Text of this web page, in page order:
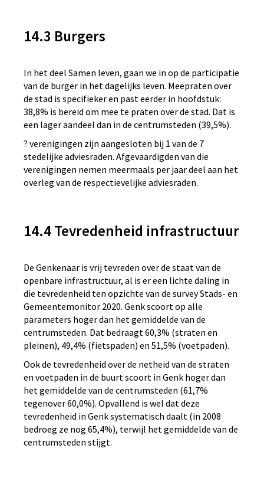
14.3 Burgers
In het deel Samen leven, gaan we in op de participatie
van de burger in het dagelijks leven. Meepraten over
de stad is specifieker en past eerder in hoofdstuk:
38,8% is bereid om mee te praten over de stad. Dat is
een lager aandeel dan in de centrumsteden (39,5%).
? verenigingen zijn aangesloten bij 1 van de 7
stedelijke adviesraden. Afgevaardigden van die
verenigingen nemen meermaals per jaar deel aan het
overleg van de respectievelijke adviesraden.
14.4 Tevredenheid infrastructuur
De Genkenaar is vrij tevreden over de staat van de
openbare infrastructuur, al is er een lichte daling in
die tevredenheid ten opzichte van de survey Stads- en
Gemeentemonitor 2020. Genk scoort op alle
parameters hoger dan het gemiddelde van de
centrumsteden. Dat bedraagt 60,3% (straten en
pleinen), 49,4% (fietspaden) en 51,5% (voetpaden).
Ook de tevredenheid over de netheid van de straten
en voetpaden in de buurt scoort in Genk hoger dan
het gemiddelde van de centrumsteden (61,7%
tegenover 60,0%). Opvallend is wel dat deze
tevredenheid in Genk systematisch daalt (in 2008
bedroeg ze nog 65,4%), terwijl het gemiddelde van de
centrumsteden stijgt.